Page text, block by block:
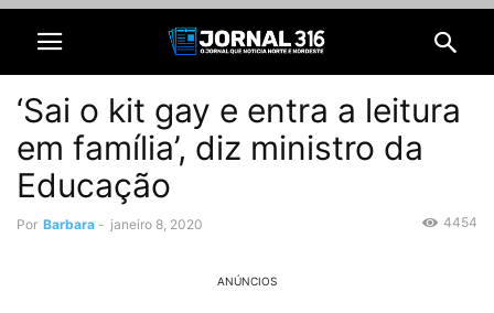
‘Sai o kit gay e entra a leitura
em família’, diz ministro da
Educação
Por Barbara - janeiro 8, 2020 4454
ANÚNCIOS